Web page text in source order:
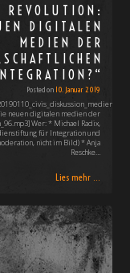
DIGITALEN
MEDIEN DER
INTEGRATION?“
Posted on 10. Januar 2019
neuen digitalen medien der
Wer: * Michael Radix,
für Integration und
nicht im Bild) * Anja
Reschke…
Lies mehr ...